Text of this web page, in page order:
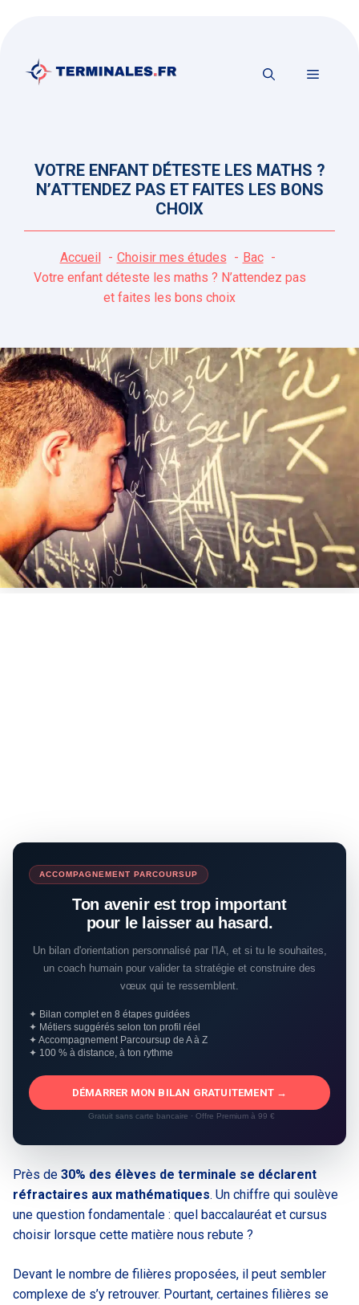
contenu
MENU
VOTRE ENFANT DÉTESTE LES MATHS ?
N’ATTENDEZ PAS ET FAITES LES BONS
CHOIX
Accueil Choisir mes études
Bac
Votre enfant déteste les maths ? N’attendez pas
et faites les bons choix
ACCOMPAGNEMENT PARCOURSUP
Ton avenir est trop important
pour le laisser au hasard.
Un bilan d'orientation personnalisé par l'IA, et si tu le souhaites,
un coach humain pour valider ta stratégie et construire des
vœux qui te ressemblent.
✦ Bilan complet en 8 étapes guidées
✦ Métiers suggérés selon ton profil réel
✦ Accompagnement Parcoursup de A à Z
✦ 100 % à distance, à ton rythme
DÉMARRER MON BILAN GRATUITEMENT →
Gratuit sans carte bancaire · Offre Premium à 99 €
Près de 30% des élèves de terminale se déclarent
réfractaires aux mathématiques. Un chiffre qui soulève
une question fondamentale : quel baccalauréat et cursus
choisir lorsque cette matière nous rebute ?
Devant le nombre de filières proposées, il peut sembler
complexe de s’y retrouver. Pourtant, certaines filières se